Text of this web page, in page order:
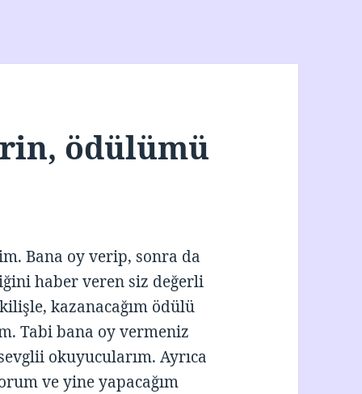
ödülümü
Bana oy verip, sonra da
haber veren siz değerli
kazanacağım ödülü
Tabi bana oy vermeniz
okuyucularım. Ayrıca
ve yine yapacağım